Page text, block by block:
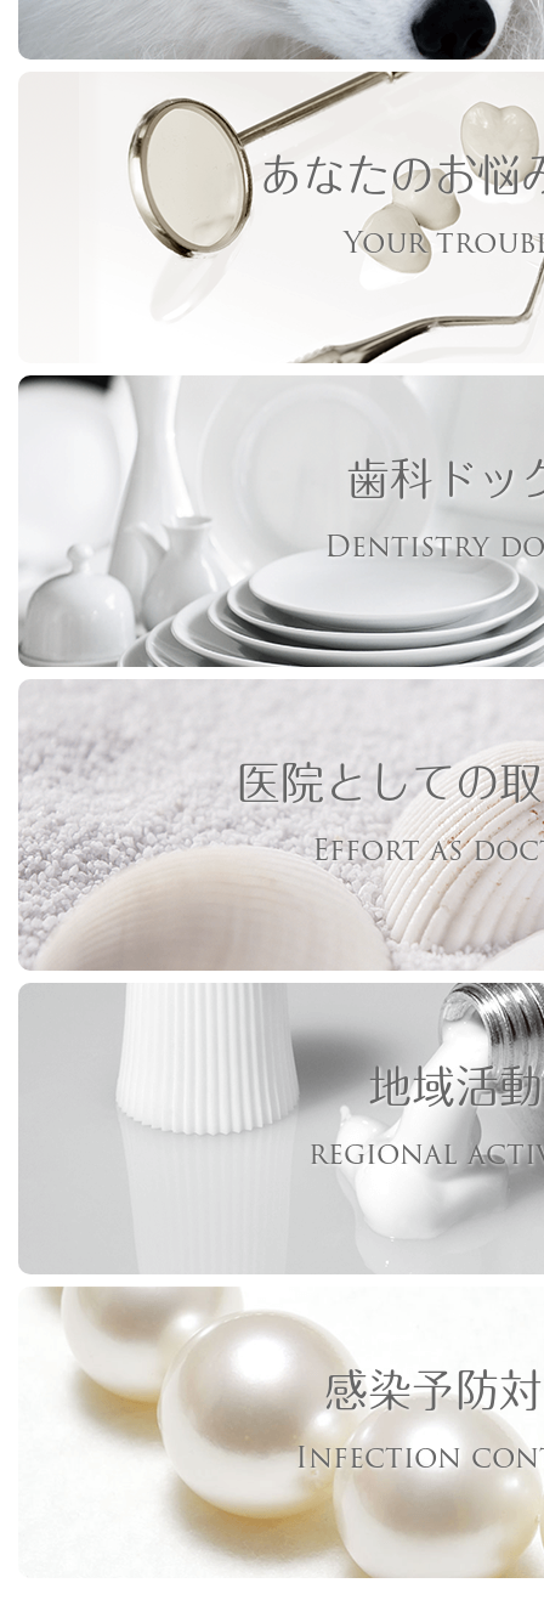
あなたのお悩
Your
歯科ドッ
Dentistry
医院としての
Effort as
地域活動
regional
感染予防
Infection